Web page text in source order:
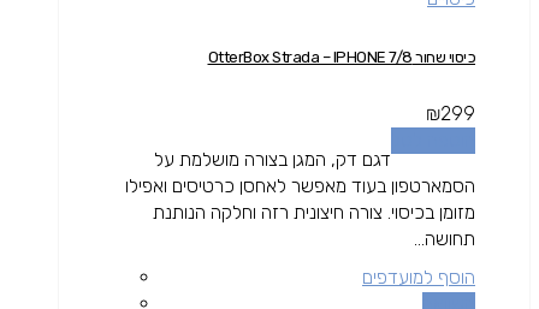
כיסוי שחור OtterBox Strada – IPHONE 7/8
₪299
דגם דק, המגן בצורה מושלמת על
הסמארטפון בעוד מאפשר לאחסן כרטיסים ואפילו
מזומן בכיסוי. צורה חיצונית רזה וחלקה הנותנת
תחושה...
הוסף למועדפים